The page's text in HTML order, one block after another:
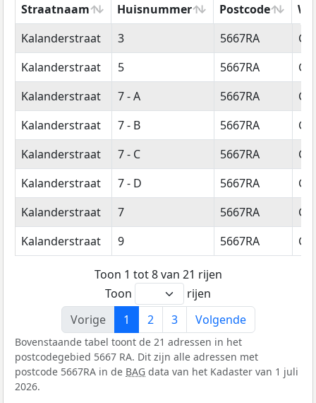
Straatnaam Huisnummer Postcode
Straatnaam
Huisnummer Postcode
Kalanderstraat 3 5667RA
Kalanderstraat
5 5667RA
Kalanderstraat
7 - A 5667RA
Kalanderstraat
7 - B 5667RA
Kalanderstraat
7 - C 5667RA
Kalanderstraat
7 - D 5667RA
Kalanderstraat
7 5667RA
Kalanderstraat
9 5667RA
Toon 1 tot 8 van 21 rijen
Toon
rijen
Vorige
1 2 3 Volgende
Bovenstaande tabel toont de 21 adressen in het
postcodegebied 5667 RA. Dit zijn alle adressen met
postcode 5667RA in de BAG data van het Kadaster van 1 juli
2026.